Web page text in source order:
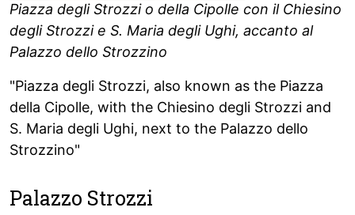
Piazza degli Strozzi o della Cipolle con il Chiesino
degli Strozzi e S. Maria degli Ughi, accanto al
Palazzo dello Strozzino
"Piazza degli Strozzi, also known as the Piazza
della Cipolle, with the Chiesino degli Strozzi and
S. Maria degli Ughi, next to the Palazzo dello
Strozzino"
Palazzo Strozzi